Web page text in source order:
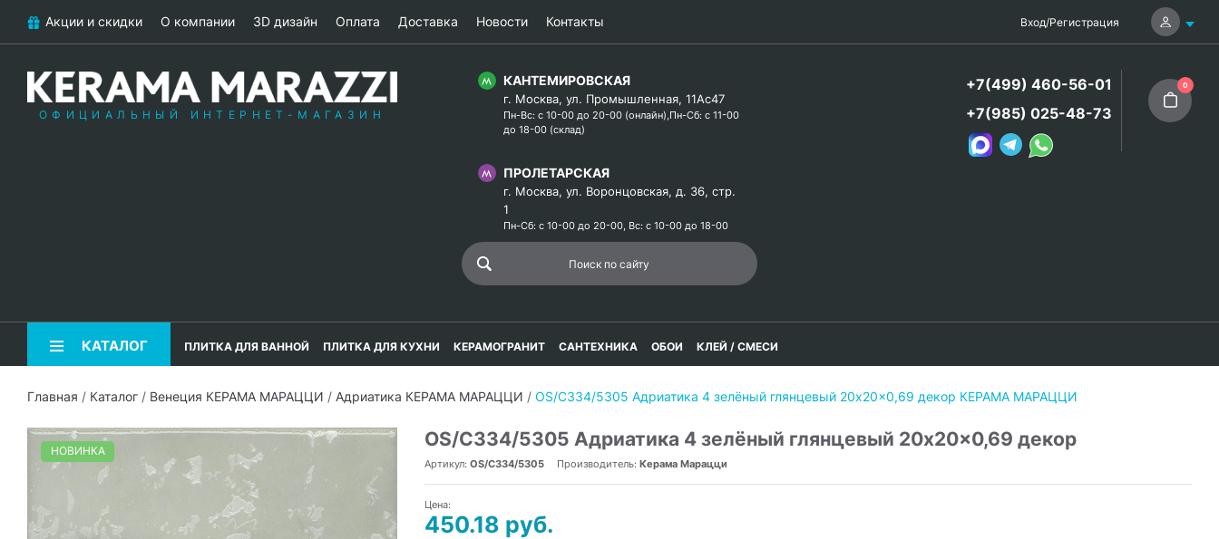
Акции и скидки О компании 3D дизайн Оплата Доставка Новости Контакты Вход/Регистрация
ОФИЦИАЛЬНЫЙ ИНТЕРНЕТ-МАГАЗИН
КАНТЕМИРОВСКАЯ
г. Москва, ул. Промышленная, 11Ас47
Пн-Вс: с 10-00 до 20-00 (онлайн),Пн-Сб: с 11-00
до 18-00 (склад)
ПРОЛЕТАРСКАЯ
г. Москва, ул. Воронцовская, д. 36, стр.
1
Пн-Сб: с 10-00 до 20-00, Вс: с 10-00 до 18-00
+7(499) 460-56-01
+7(985) 025-48-73
0
КАТАЛОГ ПЛИТКА ДЛЯ ВАННОЙ ПЛИТКА ДЛЯ КУХНИ КЕРАМОГРАНИТ САНТЕХНИКА ОБОИ КЛЕЙ / СМЕСИ
Главная / Каталог / Венеция КЕРАМА МАРАЦЦИ / Адриатика КЕРАМА МАРАЦЦИ / OS/C334/5305 Адриатика 4 зелёный глянцевый 20x20x0,69 декор КЕРАМА МАРАЦЦИ
НОВИНКА
OS/C334/5305 Адриатика 4 зелёный глянцевый 20x20x0,69 декор
Артикул: OS/C334/5305 Производитель: Керама Марацци
Цена:
450.18 руб.